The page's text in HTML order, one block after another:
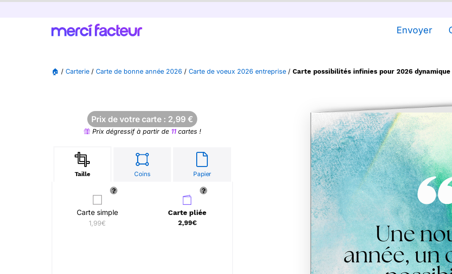
Envoyer
🏠 / Carterie / Carte de bonne année 2026 / Carte de voeux 2026 entreprise / Carte possibilités infinies pour 2026 dynamique
Prix de votre carte : 2,99 €
Prix dégressif à partir de 11cartes !
Taille Coins Papier
Carte simple
1,99€
Carte pliée
2,99€